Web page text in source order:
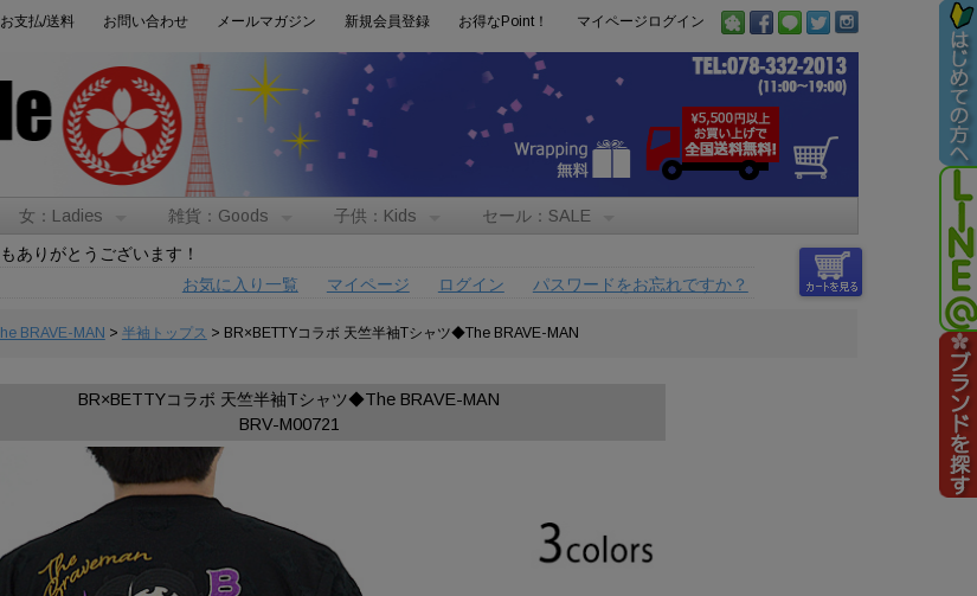
お支払/送料 お問い合わせ メールマガジン 新規会員登録 お得なPoint！ マイページログイン
女：Ladies 雑貨：Goods 子供：Kids セール：SALE
ありがとうございます！
お気に入り一覧
マイページ ログイン パスワードをお忘れですか？
BRAVE-MAN > 半袖トップス > BR×BETTYコラボ 天竺半袖Tシャツ◆The BRAVE-MAN
BR×BETTYコラボ 天竺半袖Tシャツ◆The BRAVE-MAN
BRV-M00721